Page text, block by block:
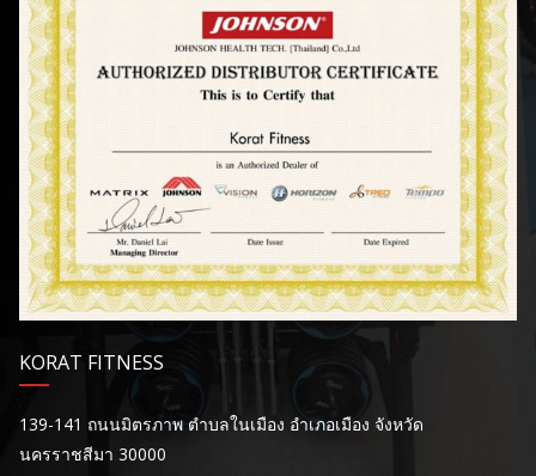
KORAT FITNESS
139-141 ถนนมิตรภาพ ตำบลในเมือง อำเภอเมือง จังหวัด
นครราชสีมา 30000